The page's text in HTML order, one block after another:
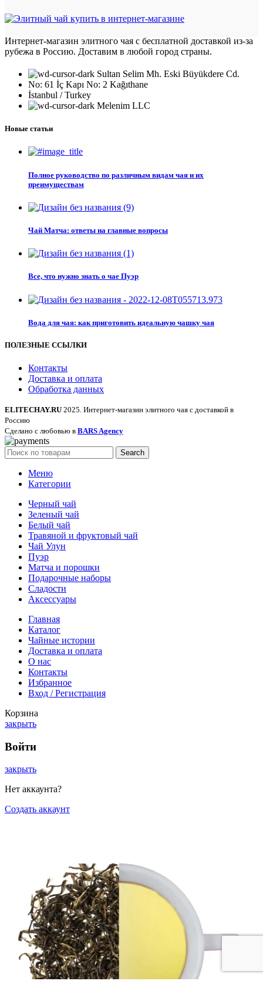
Интернет-магазин элитного чая с бесплатной доставкой из-за
рубежа в Россию. Доставим в любой город страны.
Sultan Selim Mh. Eski Büyükdere Cd.
No: 61 İç Kapı No: 2 Kağıthane
İstanbul / Turkey
Melenim LLC
Новые статьи
Полное руководство по различным видам чая и их
преимуществам
Чай Матча: ответы на главные вопросы
Все, что нужно знать о чае Пуэр
Вода для чая: как приготовить идеальную чашку чая
ПОЛЕЗНЫЕ ССЫЛКИ
Контакты
Доставка и оплата
Обработка данных
ELITECHAY.RU 2025. Интернет-магазин элитного чая с доставкой в
Россию
Сделано с любовью в BARS Agency
Search
Меню
Категории
Черный чай
Зеленый чай
Белый чай
Травяной и фруктовый чай
Чай Улун
Пуэр
Матча и порошки
Подарочные наборы
Сладости
Аксессуары
Главная
Каталог
Чайные истории
Доставка и оплата
О нас
Контакты
Избранное
Вход / Регистрация
Корзина
закрыть
Войти
закрыть
Нет аккаунта?
Создать аккаунт